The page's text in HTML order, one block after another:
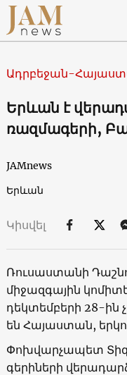
Ադրբեջան-
Երևան է
ռազմագերի,
JAMnews
Երևան
Կիսվել
Ռուսաստանի
միջազգային
դեկտեմբերի 28-ին
են Հայաստան,
Փոխվարչապետ
գերիների